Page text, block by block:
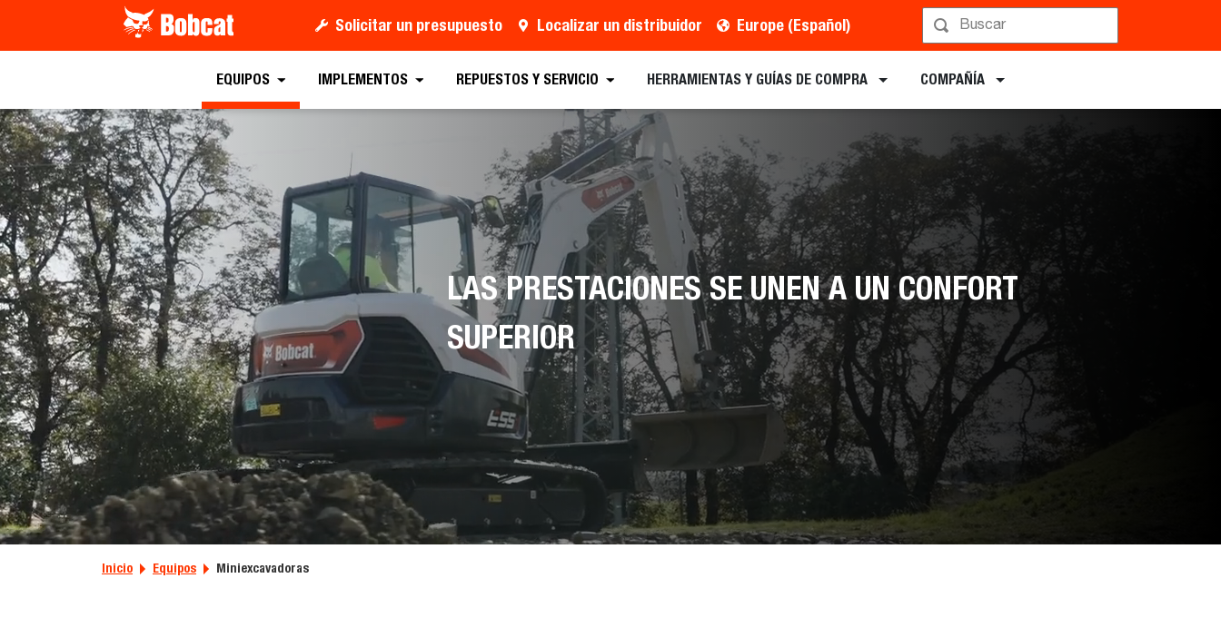
Solicitar un presupuesto Localizar un distribuidor Europe (Español)
EQUIPOS IMPLEMENTOS REPUESTOS Y SERVICIO HERRAMIENTAS Y GUÍAS DE COMPRA COMPAÑÍA
LAS PRESTACIONES SE UNEN A UN CONFORT
SUPERIOR
Inicio Equipos Miniexcavadoras